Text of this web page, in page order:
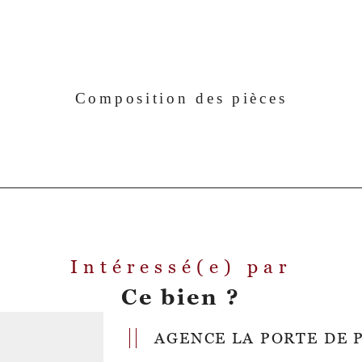
Composition des pièces
Intéressé(e) par
Ce bien ?
AGENCE LA PORTE DE